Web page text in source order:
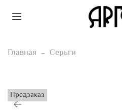
Главная Серьги
Предзаказ